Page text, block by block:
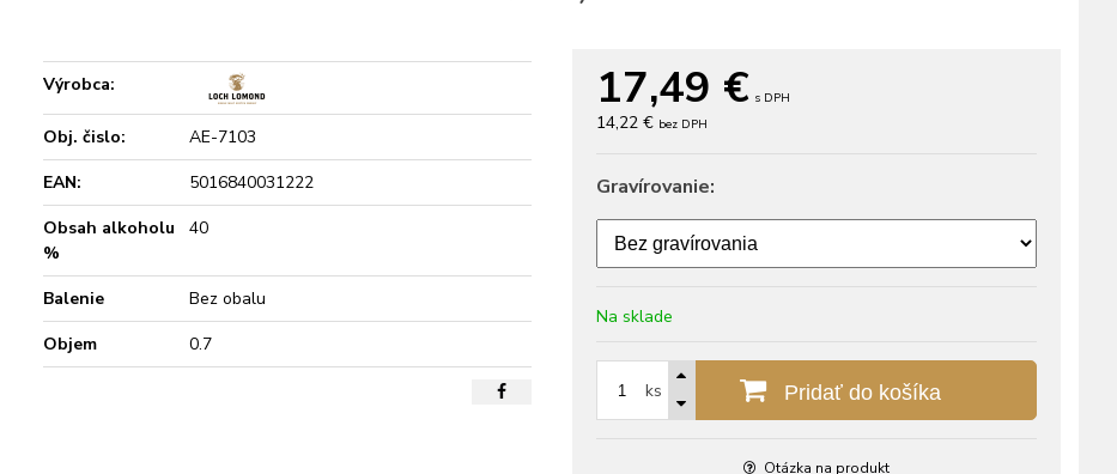
17,49 € s DPH
14,22 € bez DPH
Gravírovanie:
Na sklade
ks Pridať do košíka
Otázka na produkt
Výrobca:
Obj. čislo:
AE-7103
EAN:
5016840031222
Obsah alkoholu
%
40
Balenie
Bez obalu
Objem
0.7